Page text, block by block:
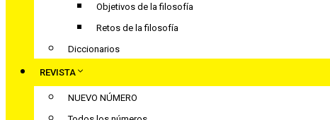
Objetivos de la filosofía
Retos de la filosofía
Diccionarios
REVISTA
NUEVO NÚMERO